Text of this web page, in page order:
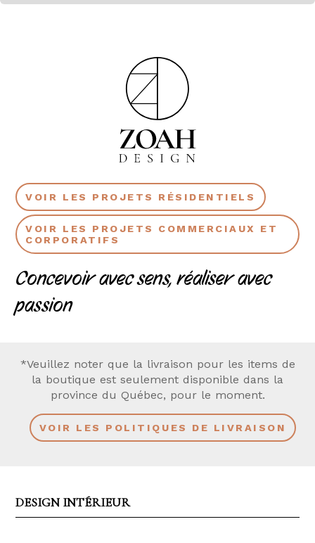
VOIR LES PROJETS RÉSIDENTIELS
VOIR LES PROJETS COMMERCIAUX ET
CORPORATIFS
Concevoir avec sens, réaliser avec
passion
*Veuillez noter que la livraison pour les items de
la boutique est seulement disponible dans la
province du Québec, pour le moment.
VOIR LES POLITIQUES DE LIVRAISON
DESIGN INTÉRIEUR